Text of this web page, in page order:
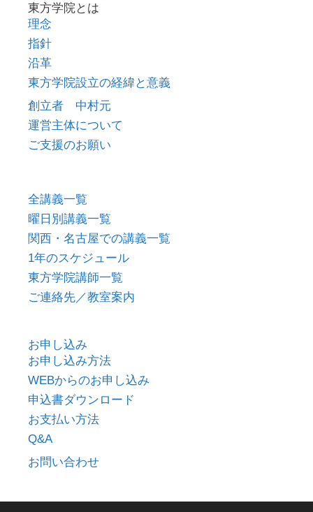
東方学院とは
理念
指針
沿革
東方学院設立の経緯と意義
創立者 中村元
運営主体について
ご支援のお願い
全講義一覧
曜日別講義一覧
関西・名古屋での講義一覧
1年のスケジュール
東方学院講師一覧
ご連絡先／教室案内
お申し込み
お申し込み方法
WEBからのお申し込み
申込書ダウンロード
お支払い方法
Q&A
お問い合わせ